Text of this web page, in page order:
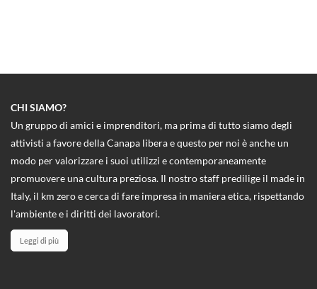
CHI SIAMO?
Un gruppo di amici e imprenditori, ma prima di tutto siamo degli
attivisti a favore della Canapa libera e questo per noi è anche un
modo per valorizzare i suoi utilizzi e contemporaneamente
promuovere una cultura preziosa. Il nostro staff predilige il made in
Italy, il km zero e cerca di fare impresa in maniera etica, rispettando
l'ambiente e i diritti dei lavoratori.
Leggi di più